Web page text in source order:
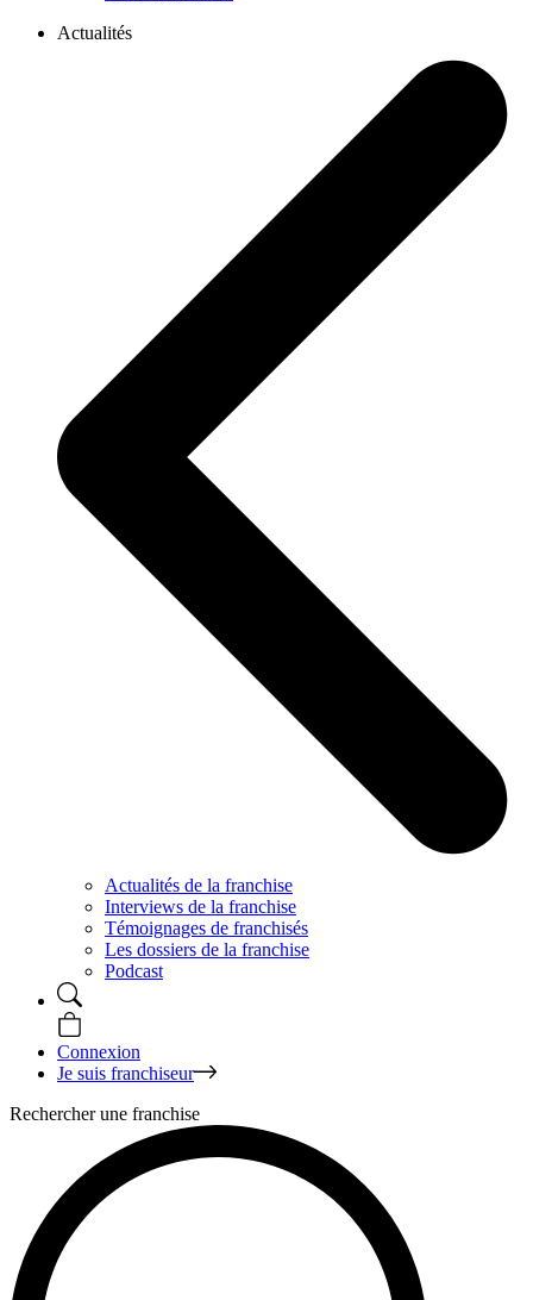
Actualités
Actualités de la franchise
Interviews de la franchise
Témoignages de franchisés
Les dossiers de la franchise
Podcast
Connexion
Je suis franchiseur
Rechercher une franchise